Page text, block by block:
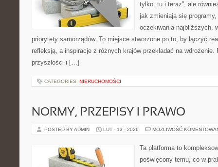
tylko „tu i teraz”, ale
jak zmieniają się
oczekiwania najbliższych,
priorytety samorządów. To miejsce stworzone po to, by łączyć
refleksją, a inspiracje z różnych krajów przekładać na wdrożenie.
przyszłości i […]
CATEGORIES: NIERUCHOMOŚCI
NORMY, PRZEPISY I PRAWO
POSTED BY ADMIN LUT - 13 - 2026 MOŻLIWOŚĆ
Ta platforma to
poświęcony temu, co w